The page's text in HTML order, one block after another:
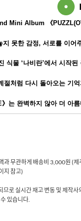
Mini Album 《
지 못한 감정, 서로를 이
식물 ‘나비란’에서 시
절처럼 다시 돌아오는 기
》는 완벽하지 않아 더 아
무관하게 배송비 3,000원 (제
지 참고)
로 실시간 재고 변동 및 제작
있습니다.